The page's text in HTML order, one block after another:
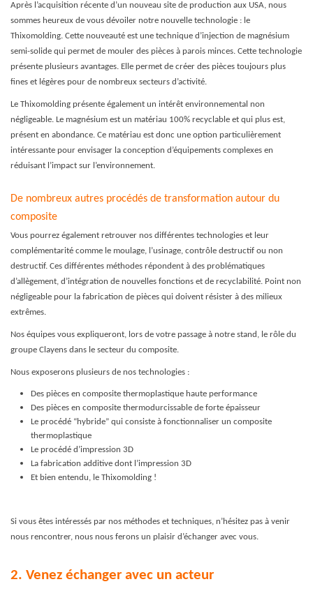
Après l’acquisition récente d’un nouveau site de production aux USA, nous
sommes heureux de vous dévoiler notre nouvelle technologie : le
Thixomolding. Cette nouveauté est une technique d’injection de magnésium
semi-solide qui permet de mouler des pièces à parois minces. Cette technologie
présente plusieurs avantages. Elle permet de créer des pièces toujours plus
fines et légères pour de nombreux secteurs d’activité.
Le Thixomolding présente également un intérêt environnemental non
négligeable. Le magnésium est un matériau 100% recyclable et qui plus est,
présent en abondance. Ce matériau est donc une option particulièrement
intéressante pour envisager la conception d’équipements complexes en
réduisant l’impact sur l’environnement.
De nombreux autres procédés de transformation autour du
composite
Vous pourrez également retrouver nos différentes technologies et leur
complémentarité comme le moulage, l’usinage, contrôle destructif ou non
destructif. Ces différentes méthodes répondent à des problématiques
d’allègement, d’intégration de nouvelles fonctions et de recyclabilité. Point non
négligeable pour la fabrication de pièces qui doivent résister à des milieux
extrêmes.
Nos équipes vous expliqueront, lors de votre passage à notre stand, le rôle du
groupe Clayens dans le secteur du composite.
Nous exposerons plusieurs de nos technologies :
Des pièces en composite thermoplastique haute performance
Des pièces en composite thermodurcissable de forte épaisseur
Le procédé “hybride” qui consiste à fonctionnaliser un composite
thermoplastique
Le procédé d’impression 3D
La fabrication additive dont l’impression 3D
Et bien entendu, le Thixomolding !
Si vous êtes intéressés par nos méthodes et techniques, n’hésitez pas à venir
nous rencontrer, nous nous ferons un plaisir d’échanger avec vous.
2. Venez échanger avec un acteur